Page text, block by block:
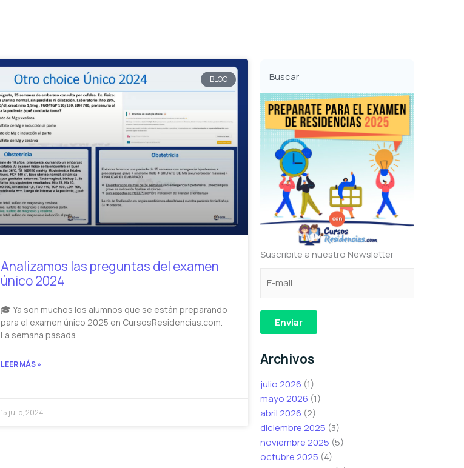
BLOG
Analizamos las preguntas del examen
único 2024
🎓 Ya son muchos los alumnos que se están preparando
para el examen único 2025 en CursosResidencias.com.
La semana pasada
LEER MÁS »
15 julio, 2024
Suscribite a nuestro Newsletter
e
e
e
c
t
r
ó
n
t
ó
i
c
o
C
o
r
e
e
e
c
t
r
ó
n
Enviar
Archivos
julio 2026 (1)
mayo 2026 (1)
abril 2026 (2)
diciembre 2025 (3)
noviembre 2025 (5)
octubre 2025 (4)